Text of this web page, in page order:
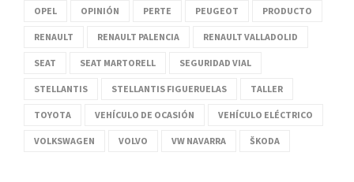
OPEL OPINIÓN PERTE PEUGEOT PRODUCTO
RENAULT RENAULT PALENCIA RENAULT VALLADOLID
SEAT SEAT MARTORELL SEGURIDAD VIAL
STELLANTIS STELLANTIS FIGUERUELAS TALLER
TOYOTA VEHÍCULO DE OCASIÓN VEHÍCULO ELÉCTRICO
VOLKSWAGEN VOLVO VW NAVARRA ŠKODA